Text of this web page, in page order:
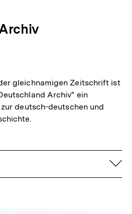
gleichnamigen Zeitschrift ist
Archiv" ein
deutsch-deutschen und